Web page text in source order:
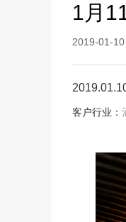
1月
2019-01-10
客户行业：